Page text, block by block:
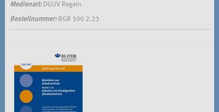
Medienart:DGUV Regeln
Bestellnummer:BGR 500 2.23